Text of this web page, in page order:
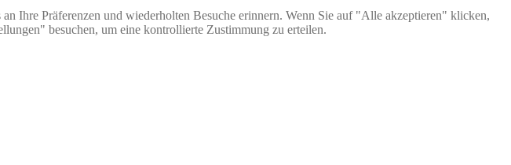
Ihre Präferenzen und wiederholten Besuche erinnern. Wenn Sie auf "Alle akzeptieren" klicken,
besuchen, um eine kontrollierte Zustimmung zu erteilen.